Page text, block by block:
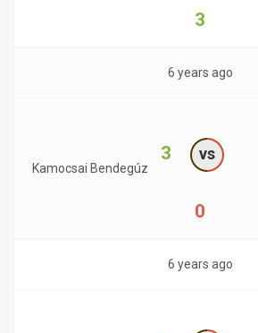
3
6 years ago
Kamocsai Bendegúz
3 vs
0
6 years ago